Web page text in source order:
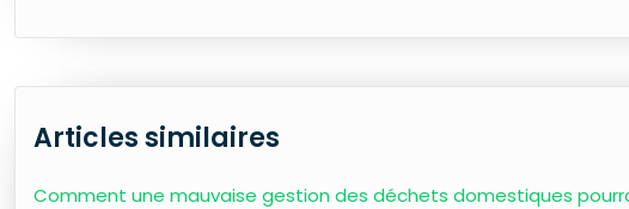
Articles similaires
Comment une mauvaise gestion des déchets domestiques